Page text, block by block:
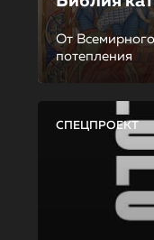
От
потепления
СПЕЦПРОЕКТ